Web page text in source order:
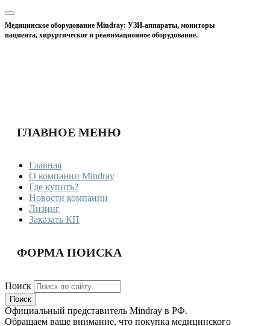
Медицинское оборудование Mindray: УЗИ-аппараты, мониторы
пациента, хирургическое и реанимационное оборудование.
ГЛАВНОЕ МЕНЮ
Главная
О компании Mindray
Где купить?
Новости компании
Лизинг
Заказать КП
ФОРМА ПОИСКА
Поиск
Официальный представитель Mindray в РФ.
Обращаем ваше внимание, что покупка медицинского